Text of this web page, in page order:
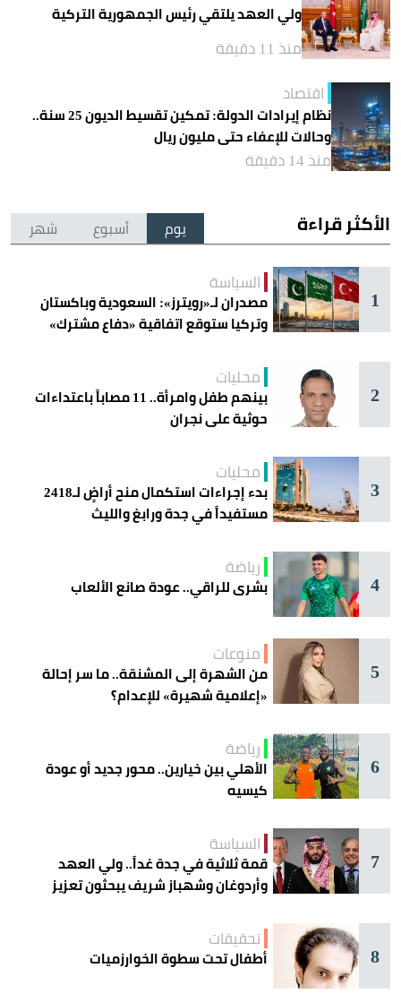
ولي العهد يلتقي رئيس الجمهورية التركية
منذ 11 دقيقة
اقتصاد
نظام إيرادات الدولة: تمكين تقسيط الديون 25 سنة..
وحالات للإعفاء حتى مليون ريال
منذ 14 دقيقة
الأكثر قراءة يوم أسبوع شهر
1
السياسة
مصدران لـ«رويترز»: السعودية وباكستان
وتركيا ستوقع اتفاقية «دفاع مشترك»
2
محليات
بينهم طفل وامرأة.. 11 مصاباً باعتداءات
حوثية على نجران
3
محليات
بدء إجراءات استكمال منح أراضٍ لـ2418
مستفيداً في جدة ورابغ والليث
4
رياضة
بشرى للراقي.. عودة صانع الألعاب
5
منوعات
من الشهرة إلى المشنقة.. ما سر إحالة
«إعلامية شهيرة» للإعدام؟
6
رياضة
الأهلي بين خيارين.. محور جديد أو عودة
كيسيه
7
السياسة
قمة ثلاثية في جدة غداً.. ولي العهد
وأردوغان وشهباز شريف يبحثون تعزيز
8
تحقيقات
أطفال تحت سطوة الخوارزميات